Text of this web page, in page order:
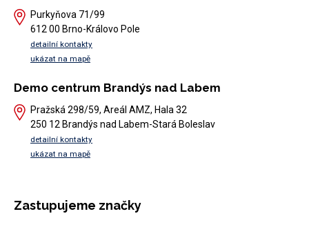
Purkyňova 71/99
612 00 Brno-Královo Pole
detailní kontakty
ukázat na mapě
Demo centrum Brandýs nad Labem
Pražská 298/59, Areál AMZ, Hala 32
250 12 Brandýs nad Labem-Stará Boleslav
detailní kontakty
ukázat na mapě
Zastupujeme značky